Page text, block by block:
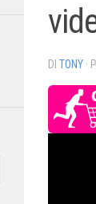
DI TONY ·